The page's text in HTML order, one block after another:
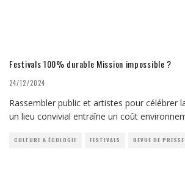
Festivals 100% durable Mission impossible ?
24/12/2024
Rassembler public et artistes pour célébrer
un lieu convivial entraîne un coût
CULTURE & ÉCOLOGIE FESTIVALS REVUE DE PRESSE